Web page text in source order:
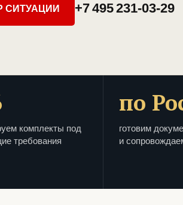
СИТУАЦИИ +7 495 231-03-29
комплекты под
требования
по
готовим
и